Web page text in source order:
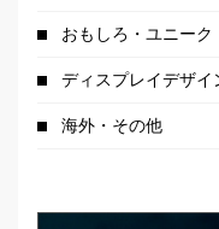
おもしろ・ユニーク
ディスプレイデザイ
海外・その他